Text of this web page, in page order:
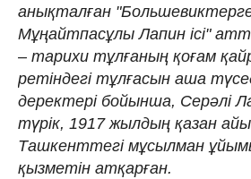
анықталған
Мұңайтпасұлы Лапин ісі"
– тарихи тұлғаның қоғам
ретіндегі тұлғасын аша
деректері бойынша, Серәлі
түрік, 1917 жылдың қазан
Ташкенттегі мұсылман
қызметін атқарған.